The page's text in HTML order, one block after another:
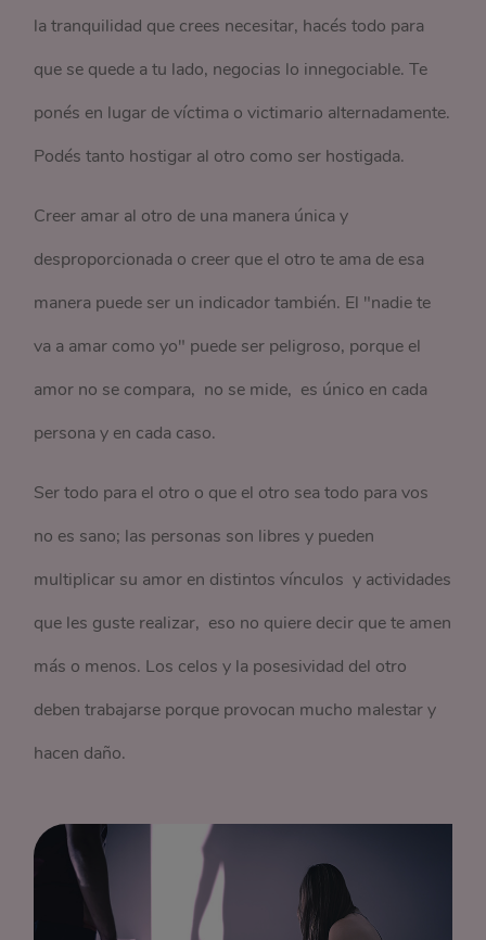
la tranquilidad que crees necesitar, hacés todo para
que se quede a tu lado, negocias lo innegociable. Te
ponés en lugar de víctima o victimario alternadamente.
Podés tanto hostigar al otro como ser hostigada.
Creer amar al otro de una manera única y
desproporcionada o creer que el otro te ama de esa
manera puede ser un indicador también. El "nadie te
va a amar como yo" puede ser peligroso, porque el
amor no se compara, no se mide, es único en cada
persona y en cada caso.
Ser todo para el otro o que el otro sea todo para vos
no es sano; las personas son libres y pueden
multiplicar su amor en distintos vínculos y actividades
que les guste realizar, eso no quiere decir que te amen
más o menos. Los celos y la posesividad del otro
deben trabajarse porque provocan mucho malestar y
hacen daño.